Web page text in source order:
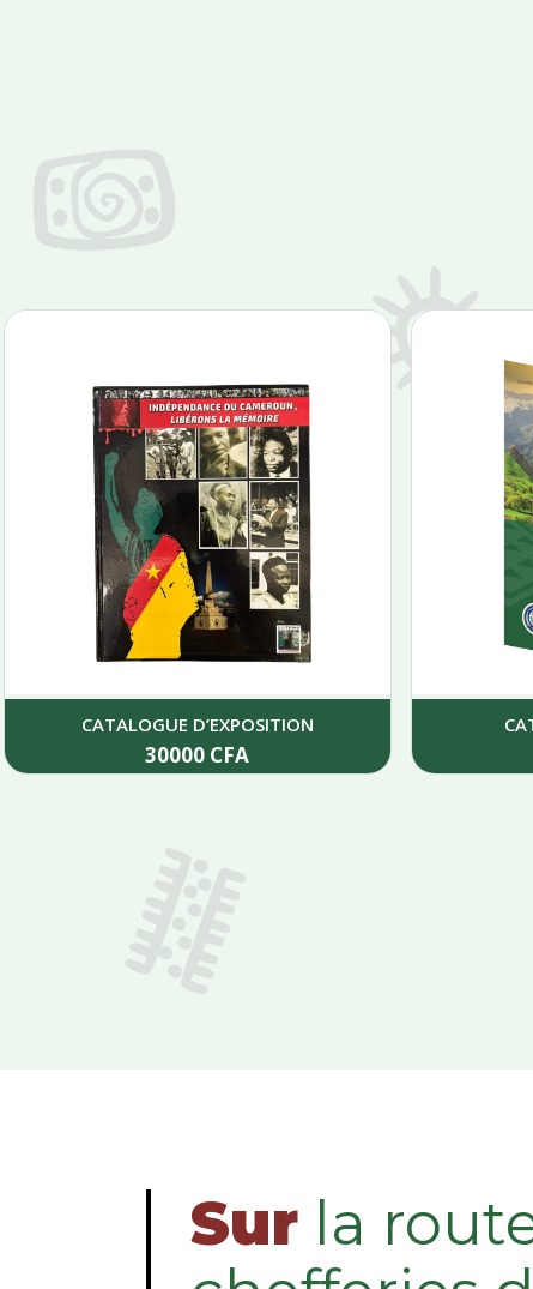
CATALOGUE D’EXPOSITION
30000 CFA
Sur la